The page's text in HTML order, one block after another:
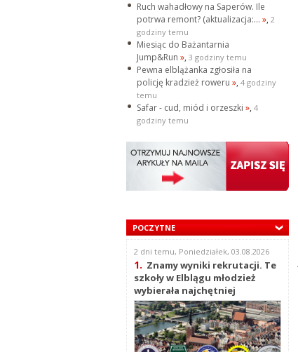
Ruch wahadłowy na Saperów. Ile
potrwa remont? (aktualizacja:... », 2
godziny temu
Miesiąc do Bażantarnia
Jump&Run », 3 godziny temu
Pewna elblążanka zgłosiła na
policję kradzież roweru », 4 godziny
temu
Safar - cud, miód i orzeszki », 4
godziny temu
POCZYTNE
2 dni temu, Poniedziałek, 03.08.2026
1. Znamy wyniki rekrutacji. Te
szkoły w Elblągu młodzież
wybierała najchętniej